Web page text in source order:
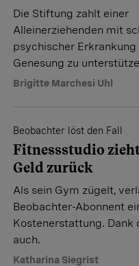
Die Stiftung zahlt einer
Alleinerziehenden mit
psychischer
Genesung zu
Brigitte Marchesi Uhl
Beobachter löst den Fall
Fitnessstudio
Geld zurück
Als sein Gym zügelt,
Beobachter-Abonnent
Kostenerstattung. Dank
auch.
Katharina Siegrist